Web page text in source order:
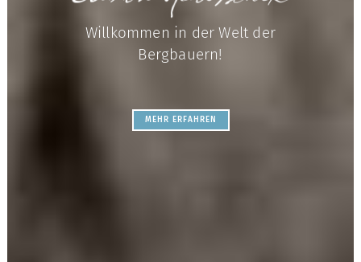
Willkommen in der Welt der
Bergbauern!
MEHR ERFAHREN